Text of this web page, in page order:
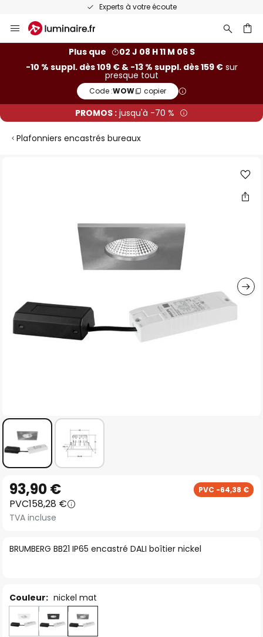
Experts à votre écoute
Allez
au
Plus que
02 J 08 H 11 M 05 S
-10 % suppl. dès 109 € & -13 % suppl. dès 159 €sur
presque tout
Code :WOW copier
PROMOS : jusqu'à -70 %
Plafonniers encastrés bureaux
to
the
beginning
the
BRUMBERG BB21 IP65 encastré DALI boîtier nickel
93,90 € PVC -64,38 €
PVC158,28 €
TVA incluse
Couleur: nickel mat